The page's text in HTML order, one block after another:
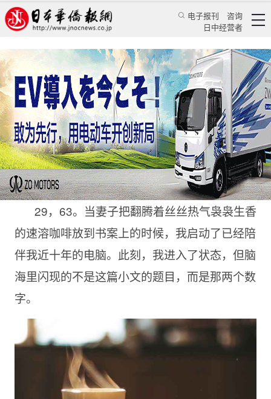
电子报刊
咨询
日中经营者
捡拾和食碎片
蒋丰 特辑 华文汇萃
日本华侨报 2022/9/9 16:06:40
29，63。当妻子把翻腾着丝丝热气袅袅生香
的速溶咖啡放到书案上的时候，我启动了已经陪
伴我近十年的电脑。此刻，我进入了状态，但脑
海里闪现的不是这篇小文的题目，而是那两个数
字。